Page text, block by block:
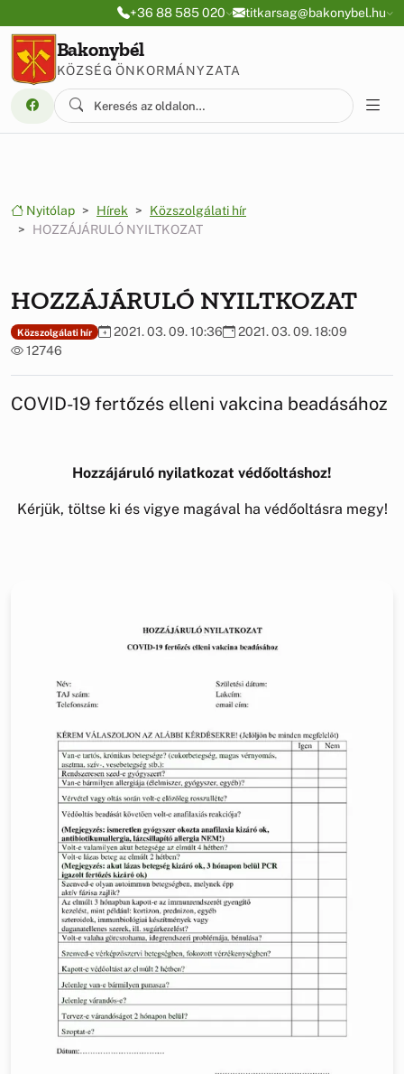
Ugrás a menüre
Ugrás a tartalomra+36 88 585 020 titkarsag@bakonybel.hu
Bakonybél
KÖZSÉG ÖNKORMÁNYZATA
Nyitólap Hírek
Közszolgálati hír
HOZZÁJÁRULÓ NYILTKOZAT
HOZZÁJÁRULÓ NYILTKOZAT
Közszolgálati hír 2021. 03. 09. 10:36
2021. 03. 09. 18:09
12746
COVID-19 fertőzés elleni vakcina beadásához
Hozzájáruló nyilatkozat védőoltáshoz!
Kérjük, töltse ki és vigye magával ha védőoltásra megy!